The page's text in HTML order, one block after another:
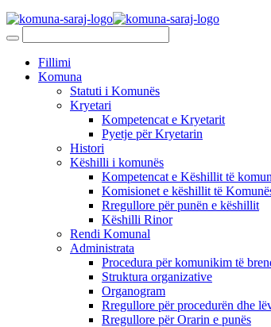
Fillimi
Komuna
Statuti i Komunës
Kryetari
Kompetencat e Kryetarit
Pyetje për Kryetarin
Histori
Këshilli i komunës
Kompetencat e Këshillit të
Komisionet e këshillit të
Rregullore për punën e këshillit
Këshilli Rinor
Rendi Komunal
Administrata
Procedura për komunikim të
Struktura organizative
Organogram
Rregullore për procedurën dhe
Rregullore për Orarin e punës